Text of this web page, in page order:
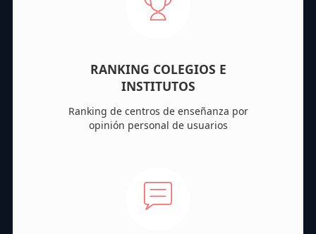
RANKING COLEGIOS E
INSTITUTOS
Ranking de centros de enseñanza por
opinión personal de usuarios